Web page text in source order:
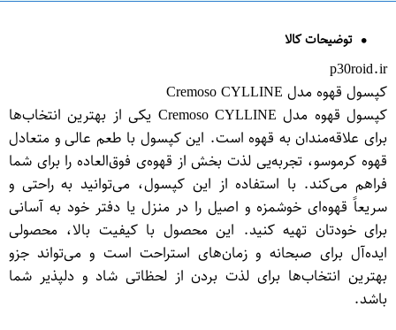
توضیحات کالا
p30roid.ir
کپسول قهوه مدل Cremoso CYLLINE
کپسول قهوه مدل Cremoso CYLLINE یکی از بهترین انتخاب‌ها
برای علاقه‌مندان به قهوه است. این کپسول با طعم عالی و متعادل
قهوه کرموسو، تجربه‌یی لذت بخش از قهوه‌ی فوق‌العاده را برای شما
فراهم می‌کند. با استفاده از این کپسول، می‌توانید به راحتی و
سریعاً قهوه‌ای خوشمزه و اصیل را در منزل یا دفتر خود به آسانی
برای خودتان تهیه کنید. این محصول با کیفیت بالا، محصولی
ایده‌آل برای صبحانه و زمان‌های استراحت است و می‌تواند جزو
بهترین انتخاب‌ها برای لذت بردن از لحظاتی شاد و دلپذیر شما
باشد.